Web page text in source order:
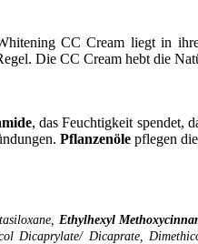
CC Cream liegt in
Die CC Cream hebt die
, das Feuchtigkeit spendet,
Pflanzenöle pflegen
Ethylhexyl
Dicaprylate/ Dicaprate,